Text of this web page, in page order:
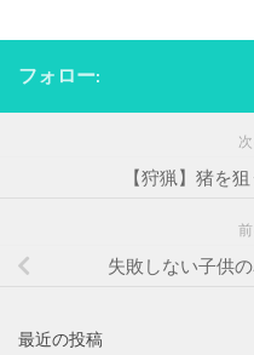
フォロー:
【狩猟】猪を
失敗しない子供
最近の投稿